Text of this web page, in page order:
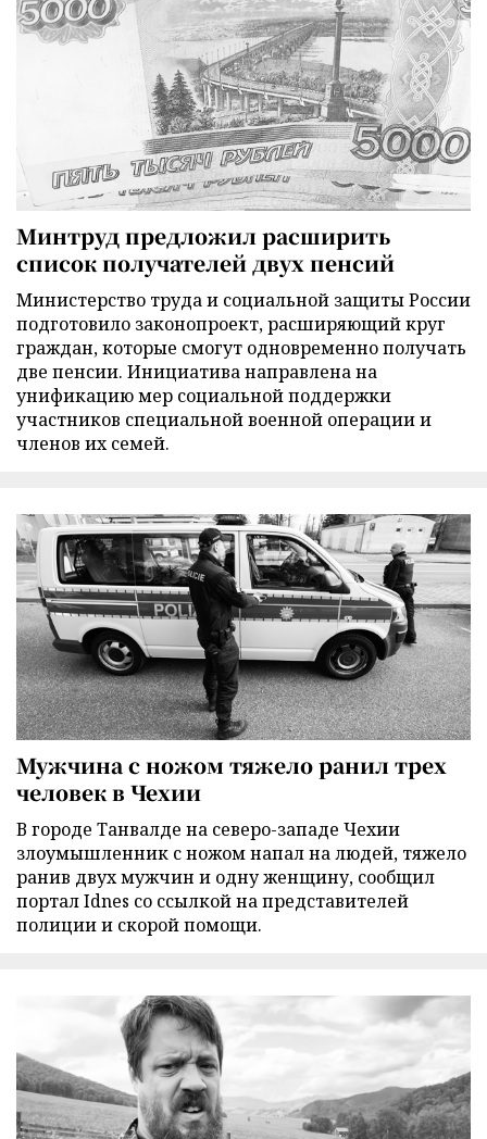
Минтруд предложил расширить
список получателей двух пенсий
Министерство труда и социальной защиты России
подготовило законопроект, расширяющий круг
граждан, которые смогут одновременно получать
две пенсии. Инициатива направлена на
унификацию мер социальной поддержки
участников специальной военной операции и
членов их семей.
Мужчина с ножом тяжело ранил трех
человек в Чехии
В городе Танвалде на северо-западе Чехии
злоумышленник с ножом напал на людей, тяжело
ранив двух мужчин и одну женщину, сообщил
портал Idnes со ссылкой на представителей
полиции и скорой помощи.